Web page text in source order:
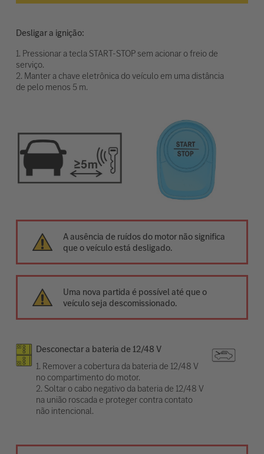
Desligar a ignição:
1. Pressionar a tecla START-STOP sem acionar o freio de
serviço.
2. Manter a chave eletrônica do veículo em uma distância
de pelo menos 5 m.
A ausência de ruídos do motor não significa
que o veículo está desligado.
Uma nova partida é possível até que o
veículo seja descomissionado.
Desconectar a bateria de 12/48 V
1. Remover a cobertura da bateria de 12/48 V
no compartimento do motor.
2. Soltar o cabo negativo da bateria de 12/48 V
na união roscada e proteger contra contato
não intencional.